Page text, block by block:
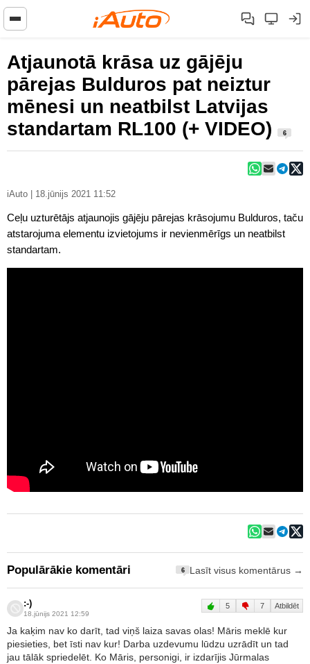
Atjaunotā krāsa uz gājēju
pārejas Bulduros pat neiztur
mēnesi un neatbilst Latvijas
standartam RL100 (+ VIDEO)
6
iAuto | 18.jūnijs 2021 11:52
Ceļu uzturētājs atjaunojis gājēju pārejas krāsojumu Bulduros, taču
atstarojuma elementu izvietojums ir nevienmērīgs un neatbilst
standartam.
Populārākie komentāri 6 Lasīt visus komentārus →
:-)
18.jūnijs 2021 12:59
5 7 Atbildēt
Ja kaķim nav ko darīt, tad viņš laiza savas olas! Māris meklē kur
piesieties, bet īsti nav kur! Darba uzdevumu lūdzu uzrādīt un tad
jau tālāk spriedelēt. Ko Māris, personigi, ir izdarījis Jūrmalas